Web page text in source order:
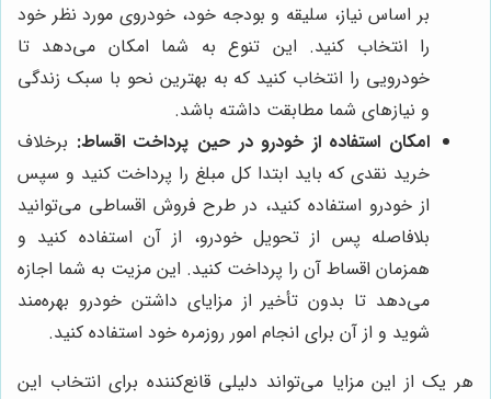
بر اساس نیاز، سلیقه و بودجه خود، خودروی مورد نظر خود
را انتخاب کنید. این تنوع به شما امکان می‌دهد تا
خودرویی را انتخاب کنید که به بهترین نحو با سبک زندگی
و نیازهای شما مطابقت داشته باشد.
امکان استفاده از خودرو در حین پرداخت اقساط: برخلاف
خرید نقدی که باید ابتدا کل مبلغ را پرداخت کنید و سپس
از خودرو استفاده کنید، در طرح فروش اقساطی می‌توانید
بلافاصله پس از تحویل خودرو، از آن استفاده کنید و
همزمان اقساط آن را پرداخت کنید. این مزیت به شما اجازه
می‌دهد تا بدون تأخیر از مزایای داشتن خودرو بهره‌مند
شوید و از آن برای انجام امور روزمره خود استفاده کنید.
هر یک از این مزایا می‌تواند دلیلی قانع‌کننده برای انتخاب این